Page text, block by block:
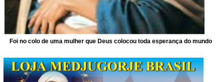
Foi no colo de uma mulher que Deus colocou toda esperança do mundo